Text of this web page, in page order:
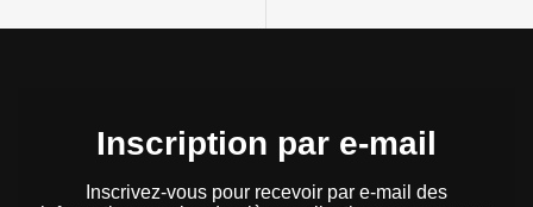
Inscription par e-mail
Inscrivez-vous pour recevoir par e-mail des